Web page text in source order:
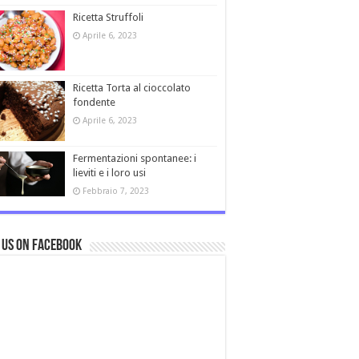
Ricetta Struffoli
Aprile 6, 2023
Ricetta Torta al cioccolato
fondente
Aprile 6, 2023
Fermentazioni spontanee: i
lieviti e i loro usi
Febbraio 7, 2023
on Facebook